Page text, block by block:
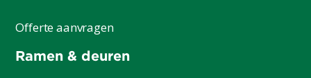
Offerte aanvragen
Ramen & deuren